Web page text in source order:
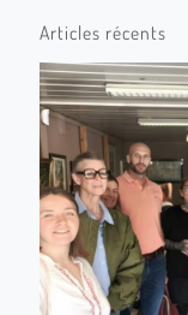
Articles récents